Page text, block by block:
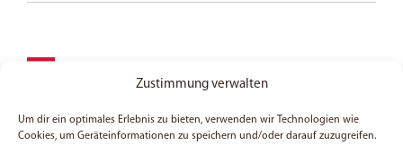
Zustimmung verwalten
Um dir ein optimales Erlebnis zu bieten, verwenden wir Technologien wie
Cookies, um Geräteinformationen zu speichern und/oder darauf zuzugreifen.